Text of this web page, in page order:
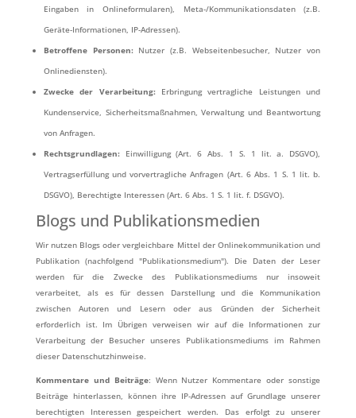
Eingaben in Onlineformularen), Meta-/Kommunikationsdaten (z.B.
Geräte-Informationen, IP-Adressen).
Betroffene Personen:Nutzer (z.B. Webseitenbesucher, Nutzer von
Onlinediensten).
Zwecke der Verarbeitung:Erbringung vertragliche Leistungen und
Kundenservice, Sicherheitsmaßnahmen, Verwaltung und Beantwortung
von Anfragen.
Rechtsgrundlagen:Einwilligung (Art. 6 Abs. 1 S. 1 lit. a. DSGVO),
Vertragserfüllung und vorvertragliche Anfragen (Art. 6 Abs. 1 S. 1 lit. b.
DSGVO), Berechtigte Interessen (Art. 6 Abs. 1 S. 1 lit. f. DSGVO).
Blogs und Publikationsmedien
Wir nutzen Blogs oder vergleichbare Mittel der Onlinekommunikation und
Publikation (nachfolgend "Publikationsmedium"). Die Daten der Leser
werden für die Zwecke des Publikationsmediums nur insoweit
verarbeitet, als es für dessen Darstellung und die Kommunikation
zwischen Autoren und Lesern oder aus Gründen der Sicherheit
erforderlich ist. Im Übrigen verweisen wir auf die Informationen zur
Verarbeitung der Besucher unseres Publikationsmediums im Rahmen
dieser Datenschutzhinweise.
Kommentare und Beiträge: Wenn Nutzer Kommentare oder sonstige
Beiträge hinterlassen, können ihre IP-Adressen auf Grundlage unserer
berechtigten Interessen gespeichert werden. Das erfolgt zu unserer